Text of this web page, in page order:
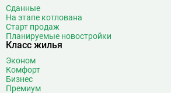
Воробьёвы горы
Воронцовская
Выставочная
Выхино
Г Генерала Тюленева
Сданные
На этапе котлована
Старт продаж
Планируемые новостройки
Класс жилья
Эконом
Комфорт
Бизнес
Премиум